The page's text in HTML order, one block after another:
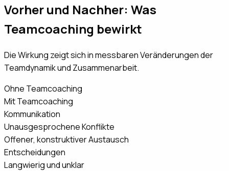
Vorher und Nachher: Was
Teamcoaching bewirkt
Die Wirkung zeigt sich in messbaren Veränderungen der
Teamdynamik und Zusammenarbeit.
Ohne Teamcoaching
Mit Teamcoaching
Kommunikation
Unausgesprochene Konflikte
Offener, konstruktiver Austausch
Entscheidungen
Langwierig und unklar